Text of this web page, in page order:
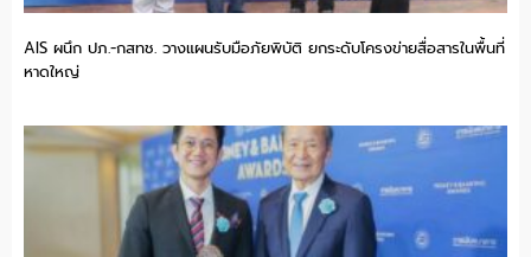
AIS ผนึก ปภ.-กสทช. วางแผนรับมือภัยพิบัติ ยกระดับโครงข่ายสื่อสารในพื้นที่
หาดใหญ่